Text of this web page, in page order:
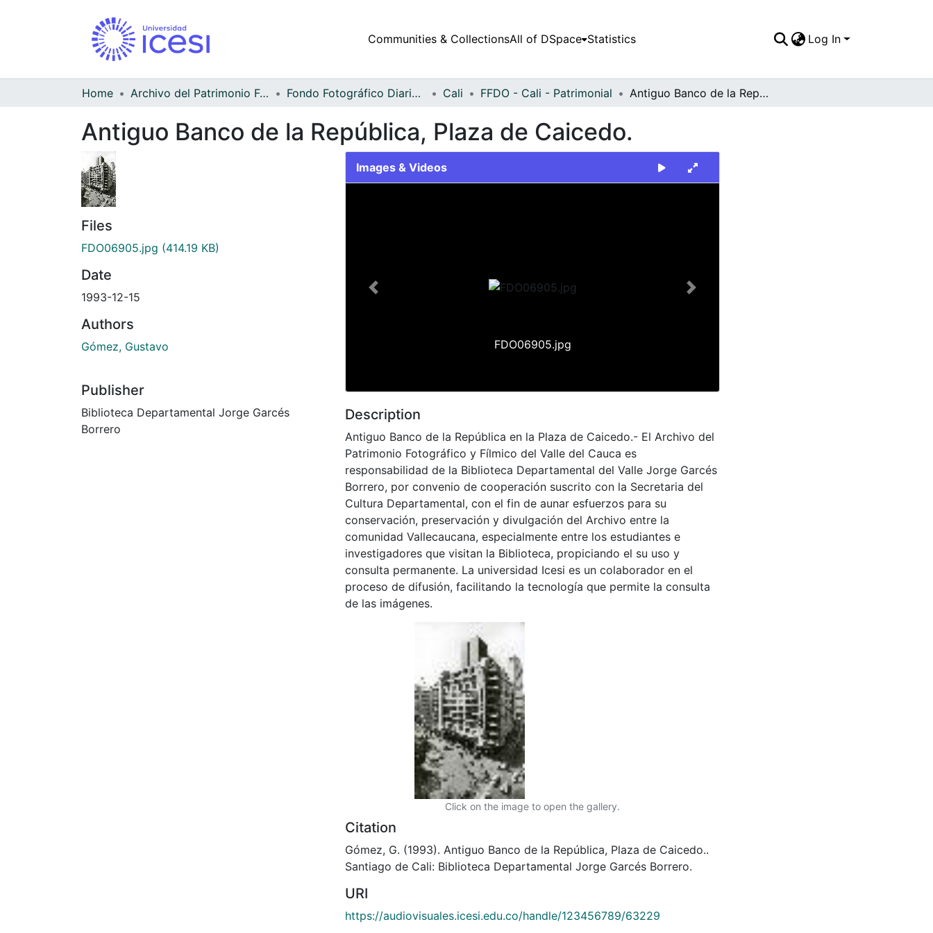
Communities & CollectionsAll of DSpace Statistics Log In
Home Archivo del Patrimonio Fotográfico y Fílmico del Valle del Cauca Fondo Fotográfico Diario Occidente Cali FFDO - Cali - Patrimonial Antiguo Banco de la República, Plaza de Caicedo.
Antiguo Banco de la República, Plaza de Caicedo.
Files
FDO06905.jpg (414.19 KB)
Date
1993-12-15
Authors
Gómez, Gustavo
Publisher
Biblioteca Departamental Jorge Garcés
Borrero
Images & Videos
FDO06905.jpg
Previous Next
Description
Antiguo Banco de la República en la Plaza de Caicedo.- El Archivo del
Patrimonio Fotográfico y Fílmico del Valle del Cauca es
responsabilidad de la Biblioteca Departamental del Valle Jorge Garcés
Borrero, por convenio de cooperación suscrito con la Secretaria del
Cultura Departamental, con el fin de aunar esfuerzos para su
conservación, preservación y divulgación del Archivo entre la
comunidad Vallecaucana, especialmente entre los estudiantes e
investigadores que visitan la Biblioteca, propiciando el su uso y
consulta permanente. La universidad Icesi es un colaborador en el
proceso de difusión, facilitando la tecnología que permite la consulta
de las imágenes.
Click on the image to open the gallery.
Citation
Gómez, G. (1993). Antiguo Banco de la República, Plaza de Caicedo..
Santiago de Cali: Biblioteca Departamental Jorge Garcés Borrero.
URI
https://audiovisuales.icesi.edu.co/handle/123456789/63229